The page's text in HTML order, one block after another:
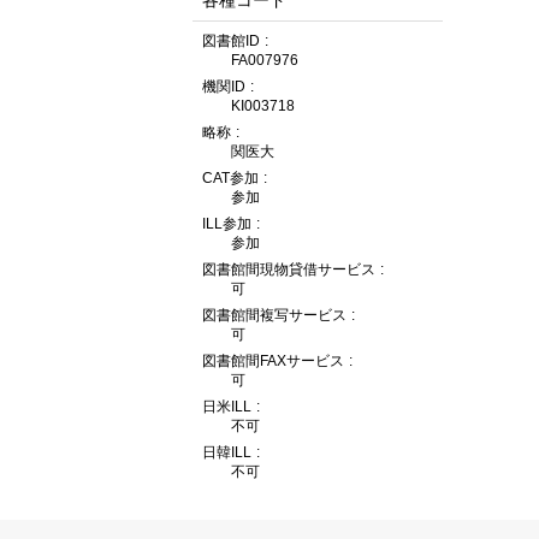
図書館ID
FA007976
機関ID
KI003718
略称
関医大
CAT参加
参加
ILL参加
参加
図書館間現物貸借サービス
可
図書館間複写サービス
可
図書館間FAXサービス
可
日米ILL
不可
日韓ILL
不可